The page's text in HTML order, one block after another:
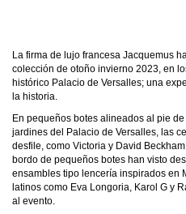
La firma de lujo francesa Jacquemus
colección de otoño invierno 2023, en
histórico Palacio de Versalles; una
la historia.
En pequeños botes alineados al pie
jardines del Palacio de Versalles, las
desfile, como Victoria y David
bordo de pequeños botes han visto
ensambles tipo lencería inspirados en
latinos como Eva Longoria, Karol G y
al evento.